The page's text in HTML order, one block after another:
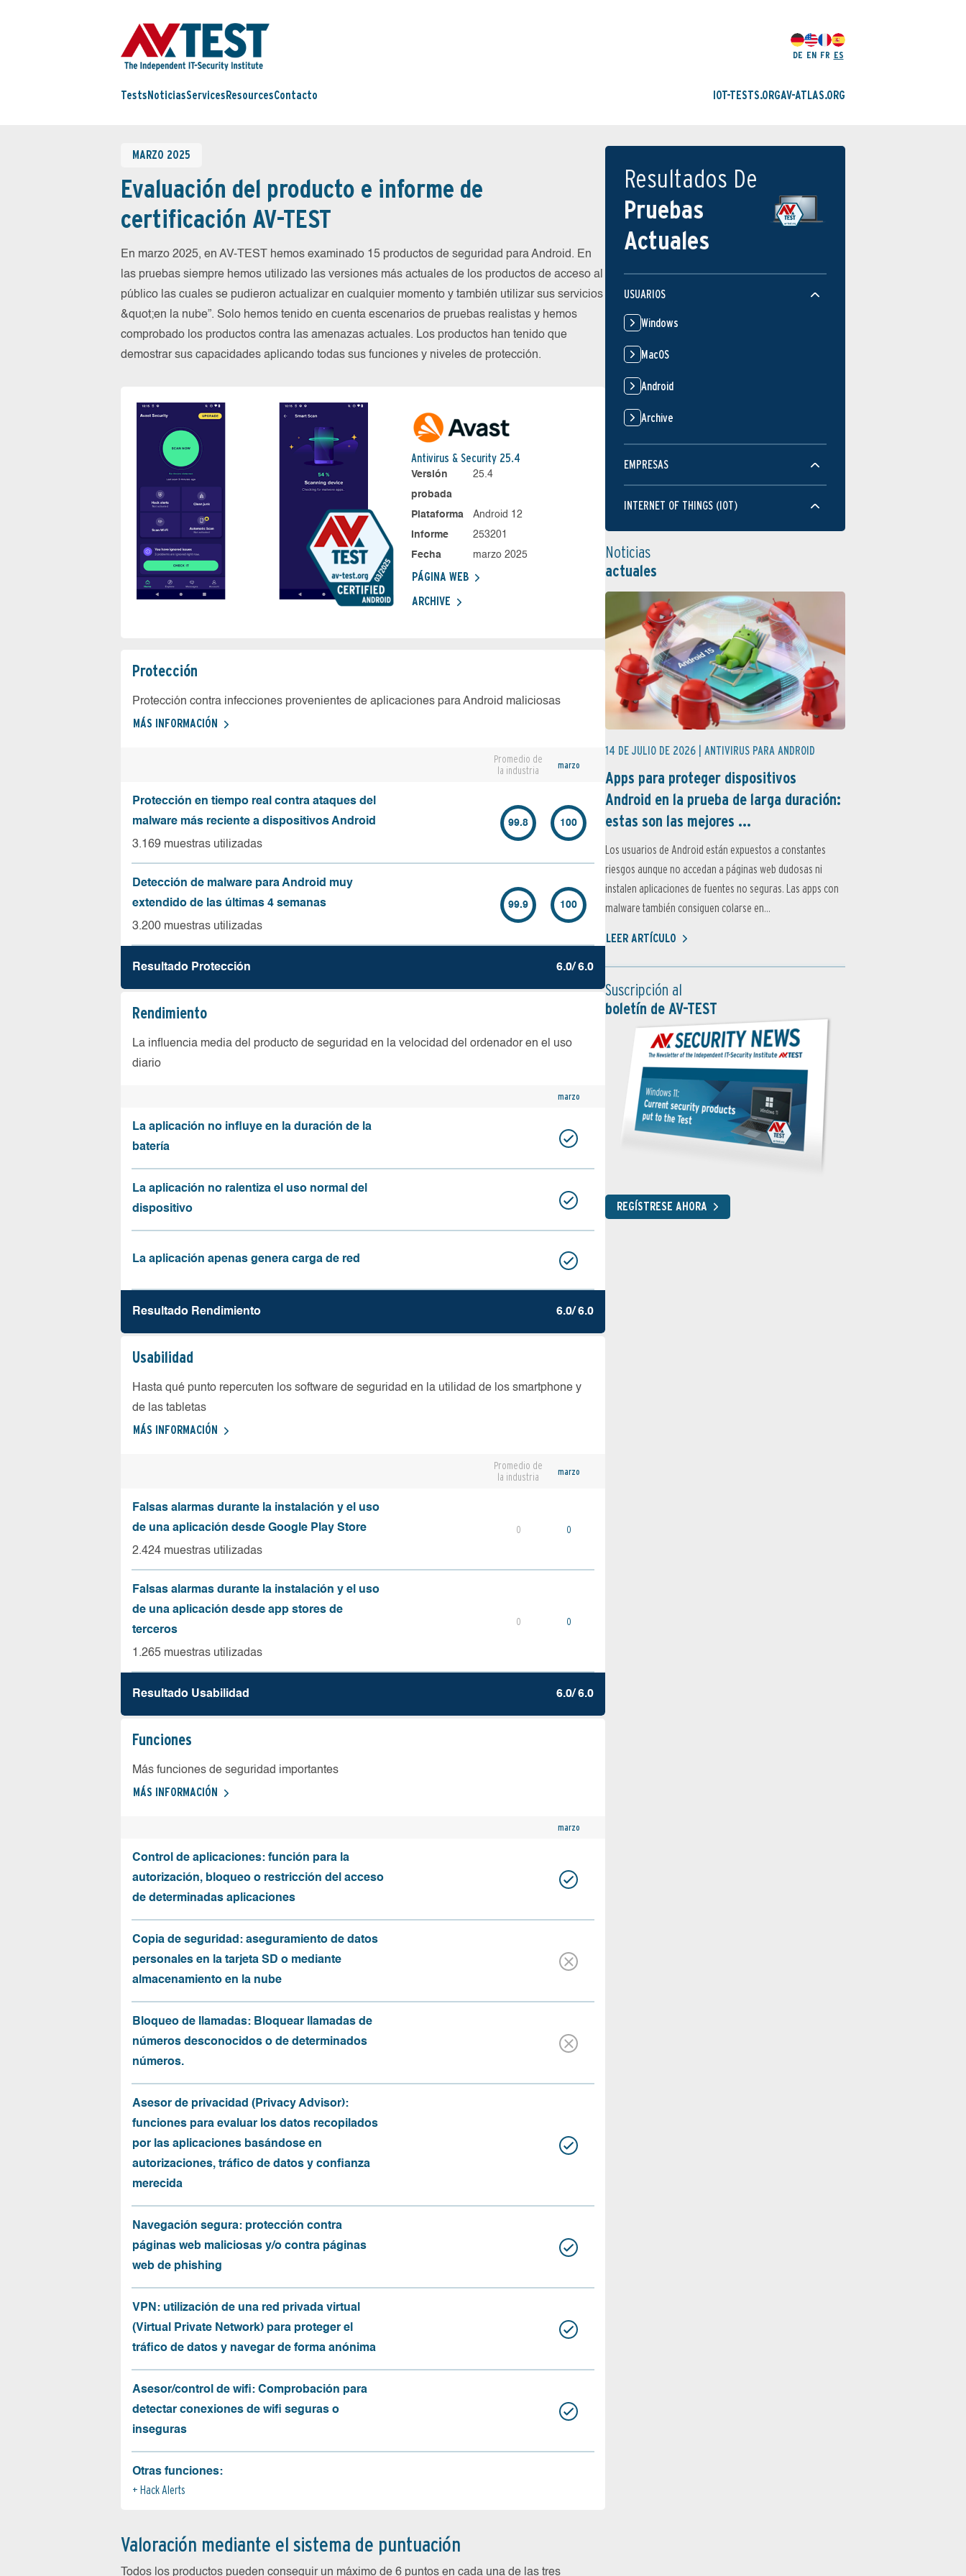
DE EN FR ES
Tests NoticiasServices ResourcesContacto IOT-TESTS.ORGAV-ATLAS.ORG
MARZO 2025
Evaluación del producto e informe de
certificación AV-TEST
En marzo 2025, en AV-TEST hemos examinado 15 productos de seguridad para Android. En
las pruebas siempre hemos utilizado las versiones más actuales de los productos de acceso al
público las cuales se pudieron actualizar en cualquier momento y también utilizar sus servicios
&quot;en la nube”. Solo hemos tenido en cuenta escenarios de pruebas realistas y hemos
comprobado los productos contra las amenazas actuales. Los productos han tenido que
demostrar sus capacidades aplicando todas sus funciones y niveles de protección.
Antivirus & Security 25.4
Versión
probada
25.4
Plataforma
Android 12
Informe
253201
Fecha
marzo 2025
PÁGINA WEB
ARCHIVE
Protección
Protección contra infecciones provenientes de aplicaciones para Android maliciosas
MÁS INFORMACIÓN
Promedio de
la industria
marzo
Protección en tiempo real contra ataques del
malware más reciente a dispositivos Android
3.169 muestras utilizadas
99.8 100
Detección de malware para Android muy
extendido de las últimas 4 semanas
3.200 muestras utilizadas
99.9 100
Resultado Protección 6.0/ 6.0
Rendimiento
La influencia media del producto de seguridad en la velocidad del ordenador en el uso
diario
marzo
La aplicación no influye en la duración de la
batería
La aplicación no ralentiza el uso normal del
dispositivo
La aplicación apenas genera carga de red
Resultado Rendimiento 6.0/ 6.0
Usabilidad
Hasta qué punto repercuten los software de seguridad en la utilidad de los smartphone y
de las tabletas
MÁS INFORMACIÓN
Promedio de
la industria
marzo
Falsas alarmas durante la instalación y el uso
de una aplicación desde Google Play Store
2.424 muestras utilizadas
0 0
Falsas alarmas durante la instalación y el uso
de una aplicación desde app stores de
terceros
1.265 muestras utilizadas
0 0
Resultado Usabilidad 6.0/ 6.0
Funciones
Más funciones de seguridad importantes
MÁS INFORMACIÓN
marzo
Control de aplicaciones: función para la
autorización, bloqueo o restricción del acceso
de determinadas aplicaciones
Copia de seguridad: aseguramiento de datos
personales en la tarjeta SD o mediante
almacenamiento en la nube
Bloqueo de llamadas: Bloquear llamadas de
números desconocidos o de determinados
números.
Asesor de privacidad (Privacy Advisor):
funciones para evaluar los datos recopilados
por las aplicaciones basándose en
autorizaciones, tráfico de datos y confianza
merecida
Navegación segura: protección contra
páginas web maliciosas y/o contra páginas
web de phishing
VPN: utilización de una red privada virtual
(Virtual Private Network) para proteger el
tráfico de datos y navegar de forma anónima
Asesor/control de wifi: Comprobación para
detectar conexiones de wifi seguras o
inseguras
Otras funciones:
Hack Alerts
Valoración mediante el sistema de puntuación
Todos los productos pueden conseguir un máximo de 6 puntos en cada una de las tres
Resultados De
Pruebas
Actuales
USUARIOS
Windows
MacOS
Android
Archive
EMPRESAS
INTERNET OF THINGS (IOT)
Noticias
actuales
14 DE JULIO DE 2026 | ANTIVIRUS PARA ANDROID
Apps para proteger dispositivos
Android en la prueba de larga duración:
estas son las mejores ...
Los usuarios de Android están expuestos a constantes
riesgos aunque no accedan a páginas web dudosas ni
instalen aplicaciones de fuentes no seguras. Las apps con
malware también consiguen colarse en...
LEER ARTÍCULO
Suscripción al
boletín de AV-TEST
REGÍSTRESE AHORA